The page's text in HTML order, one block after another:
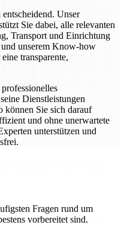
Unser
Sie dabei, alle relevanten
Transport und Einrichtung
unserem Know-how
transparente,
Dienstleistungen
können Sie sich darauf
und ohne unerwartete
unterstützen und
Fragen rund um
vorbereitet sind.